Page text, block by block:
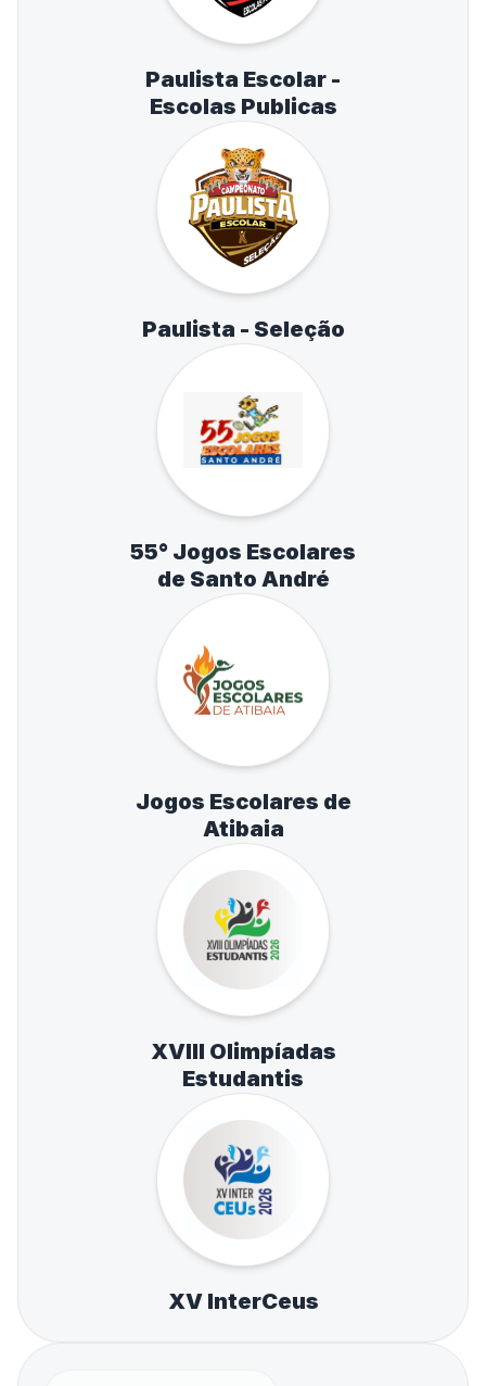
Paulista Escolar -
Escolas Publicas
Paulista - Seleção
55° Jogos Escolares
de Santo André
Jogos Escolares de
Atibaia
XVIII Olimpíadas
Estudantis
XV InterCeus